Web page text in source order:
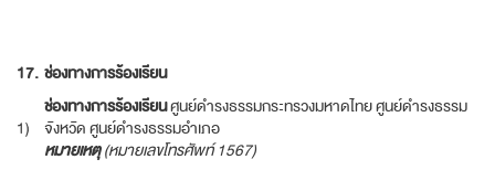
17. ช่องทางการร้องเรียน
1)
ช่องทางการร้องเรียนศูนย์ดำรงธรรมกระทรวงมหาดไทย ศูนย์ดำรงธรรม
จังหวัด ศูนย์ดำรงธรรมอำเภอ
หมายเหตุ(หมายเลขโทรศัพท์1567)